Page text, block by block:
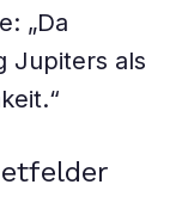
„Da
Jupiters als